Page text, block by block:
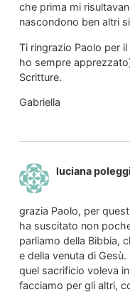
che prima mi
nascondono ben altri
Ti ringrazio Paolo per
ho sempre
Scritture.
Gabriella
luciana poleggi
grazia Paolo, per
ha suscitato non
parliamo della Bibbia,
e della venuta di
quel sacrificio voleva
facciamo per gli altri,